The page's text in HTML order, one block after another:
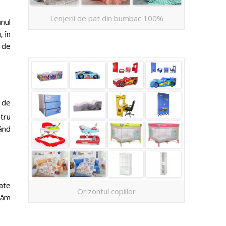
în
Lenjerii de pat din bumbac 100%
Orizontul copiilor